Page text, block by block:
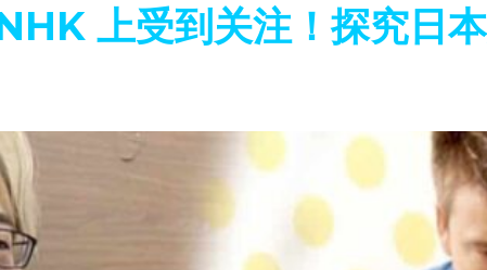
上受到关注！探究日